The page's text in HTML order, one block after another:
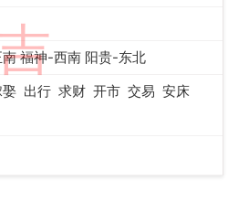
福神-西南 阳贵-东北
出行 求财 开市 交易 安床